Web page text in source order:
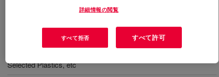
DOWSIL™ Glass & Metal Silicone Sealant is a high performance
weathersealing and Professional Trade Applications; will bond to
form a strong weatherproof seal on most common building
Selected Plastics, etc
詳細情報の閲覧
すべて拒否 すべて許可